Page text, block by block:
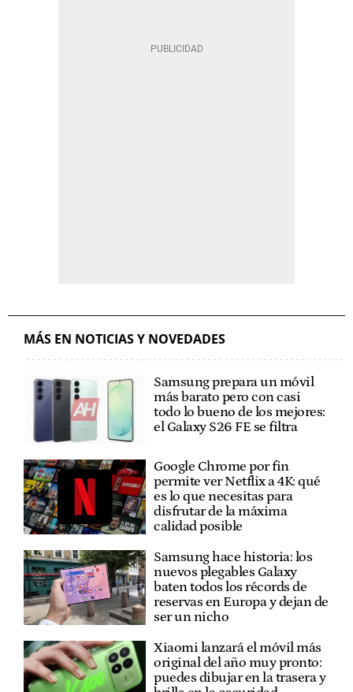
MÁS EN NOTICIAS Y NOVEDADES
Samsung prepara un móvil
más barato pero con casi
todo lo bueno de los mejores:
el Galaxy S26 FE se filtra
Google Chrome por fin
permite ver Netflix a 4K: qué
es lo que necesitas para
disfrutar de la máxima
calidad posible
Samsung hace historia: los
nuevos plegables Galaxy
baten todos los récords de
reservas en Europa y dejan de
ser un nicho
Xiaomi lanzará el móvil más
original del año muy pronto:
puedes dibujar en la trasera y